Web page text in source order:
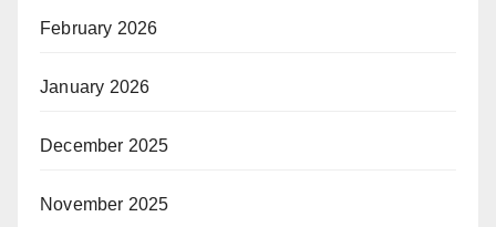
February 2026
January 2026
December 2025
November 2025